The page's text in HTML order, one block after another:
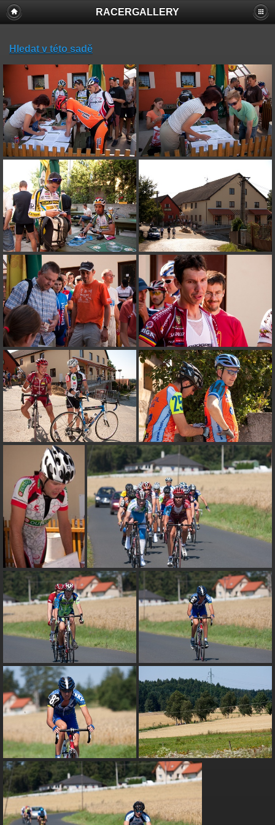
RACERGALLERY
Hledat v této sadě